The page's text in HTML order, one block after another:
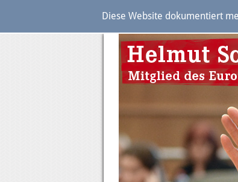
Diese Website dokumentiert